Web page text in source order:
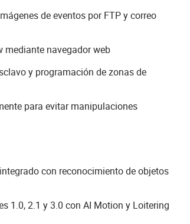
de eventos por FTP y correo
mediante navegador web
y programación de zonas de
para evitar manipulaciones
con reconocimiento de objetos
1.0, 2.1 y 3.0 con AI Motion y Loitering